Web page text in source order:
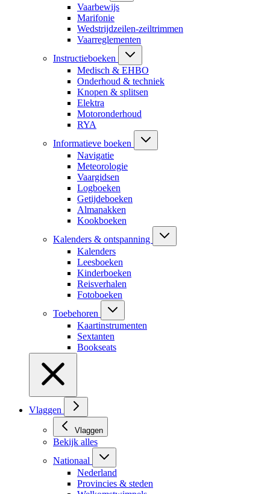
Vaarbewijs
Marifonie
Wedstrijdzeilen-zeiltrimmen
Vaarreglementen
Instructieboeken
Medisch & EHBO
Onderhoud & techniek
Knopen & splitsen
Elektra
Motoronderhoud
RYA
Informatieve boeken
Navigatie
Meteorologie
Vaargidsen
Logboeken
Getijdeboeken
Almanakken
Kookboeken
Kalenders & ontspanning
Kalenders
Leesboeken
Kinderboeken
Reisverhalen
Fotoboeken
Toebehoren
Kaartinstrumenten
Sextanten
Bookseats
Vlaggen
Vlaggen
Bekijk alles
Nationaal
Nederland
Provincies & steden